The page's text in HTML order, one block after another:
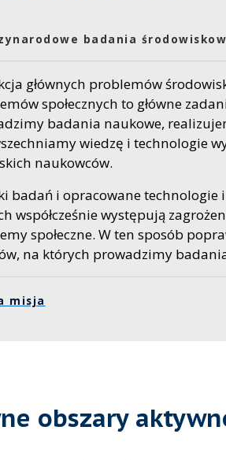
badania
głównych problemów
społecznych to główne
badania naukowe,
wiedzę i technologie
naukowców.
badań i opracowane
współcześnie występują
społeczne. W ten sposób
na których prowadzimy
misja
obszary